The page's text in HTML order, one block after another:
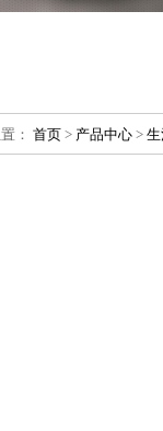
： 首页 > 产品中心 >